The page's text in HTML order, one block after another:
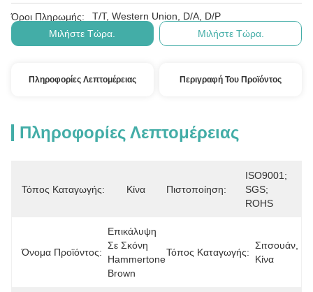
Όροι Πληρωμής:
T/T, Western Union, D/A, D/P
Μιλήστε Τώρα.
Μιλήστε Τώρα.
Πληροφορίες Λεπτομέρειας Περιγραφή Του Προϊόντος
Πληροφορίες Λεπτομέρειας
Τόπος Καταγωγής: Κίνα Πιστοποίηση:
ISO9001;
SGS;
ROHS
Όνομα Προϊόντος:
Επικάλυψη
Σε Σκόνη
Hammertone
Brown
Τόπος Καταγωγής:
Σιτσουάν,
Κίνα